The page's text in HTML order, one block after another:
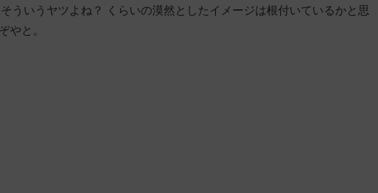
ういうヤツよね？ くらいの漠然としたイメージは根付いているかと思
やと。